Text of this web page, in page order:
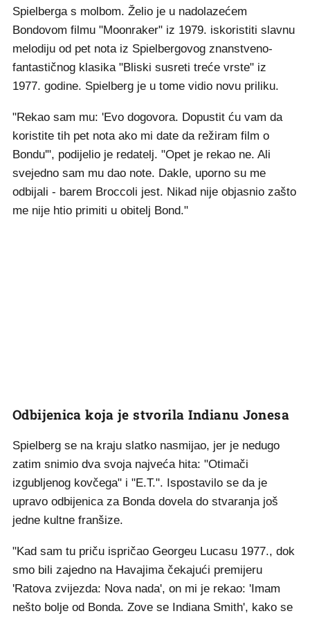
Spielberga s molbom. Želio je u nadolazećem
Bondovom filmu "Moonraker" iz 1979. iskoristiti slavnu
melodiju od pet nota iz Spielbergovog znanstveno-
fantastičnog klasika "Bliski susreti treće vrste" iz
1977. godine. Spielberg je u tome vidio novu priliku.
"Rekao sam mu: 'Evo dogovora. Dopustit ću vam da
koristite tih pet nota ako mi date da režiram film o
Bondu'", podijelio je redatelj. "Opet je rekao ne. Ali
svejedno sam mu dao note. Dakle, uporno su me
odbijali - barem Broccoli jest. Nikad nije objasnio zašto
me nije htio primiti u obitelj Bond."
Odbijenica koja je stvorila Indianu Jonesa
Spielberg se na kraju slatko nasmijao, jer je nedugo
zatim snimio dva svoja najveća hita: "Otimači
izgubljenog kovčega" i "E.T.". Ispostavilo se da je
upravo odbijenica za Bonda dovela do stvaranja još
jedne kultne franšize.
"Kad sam tu priču ispričao Georgeu Lucasu 1977., dok
smo bili zajedno na Havajima čekajući premijeru
'Ratova zvijezda: Nova nada', on mi je rekao: 'Imam
nešto bolje od Bonda. Zove se Indiana Smith', kako se